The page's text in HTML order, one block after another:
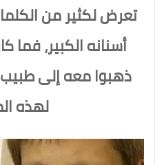
تعرض لكثير من
أسنانه الكبير، فما
ذهبوا معه إلى
لهذه